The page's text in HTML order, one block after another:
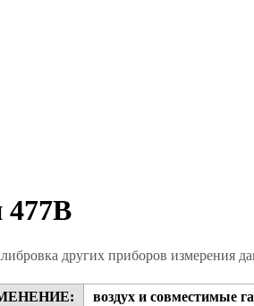
других приборов измерения
воздух и совместимые